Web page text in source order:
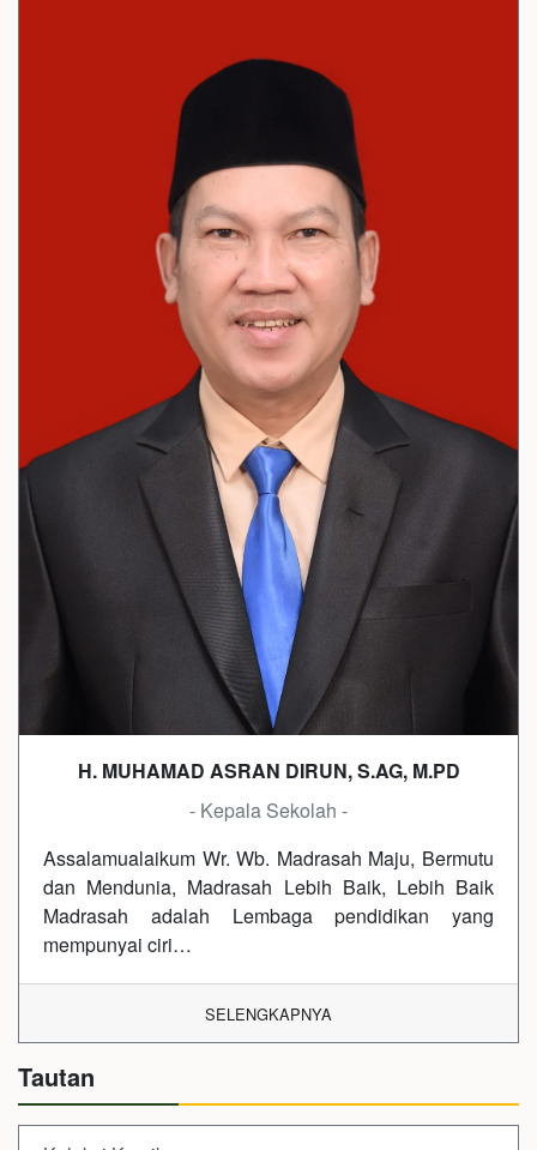
H. MUHAMAD ASRAN DIRUN, S.AG, M.PD
- Kepala Sekolah -
Assalamualaikum Wr. Wb. Madrasah Maju, Bermutu
dan Mendunia, Madrasah Lebih Baik, Lebih Baik
Madrasah adalah Lembaga pendidikan yang
mempunyai ciri…
SELENGKAPNYA
Tautan